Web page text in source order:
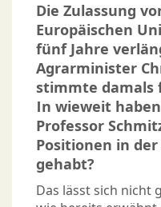
Die Zulassung
Europäischen
fünf Jahre
Agrarminister
stimmte damals
In wieweit
Professor
Positionen in
gehabt?
Das lässt sich nicht